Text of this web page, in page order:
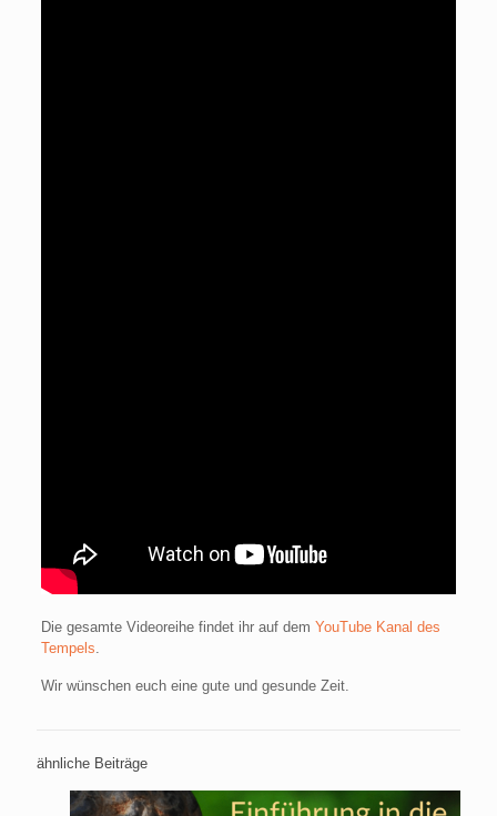
Die gesamte Videoreihe findet ihr auf dem YouTube Kanal des
Tempels.
Wir wünschen euch eine gute und gesunde Zeit.
ähnliche Beiträge